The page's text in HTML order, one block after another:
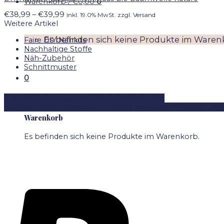
Es befinden sich keine Produkte im
0
Warenkorb
Es befinden sich keine Produkte im Warenkorb.
€38,99 –€39,99 Preisspanne:
€39,99
inkl. 19.0% MwSt. zzgl. Versand
Weitere Artikel
Faire DIY Nähkits
Nachhaltige Stoffe
Näh-Zubehör
Schnittmuster